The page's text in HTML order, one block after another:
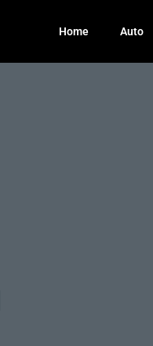
Home Auto